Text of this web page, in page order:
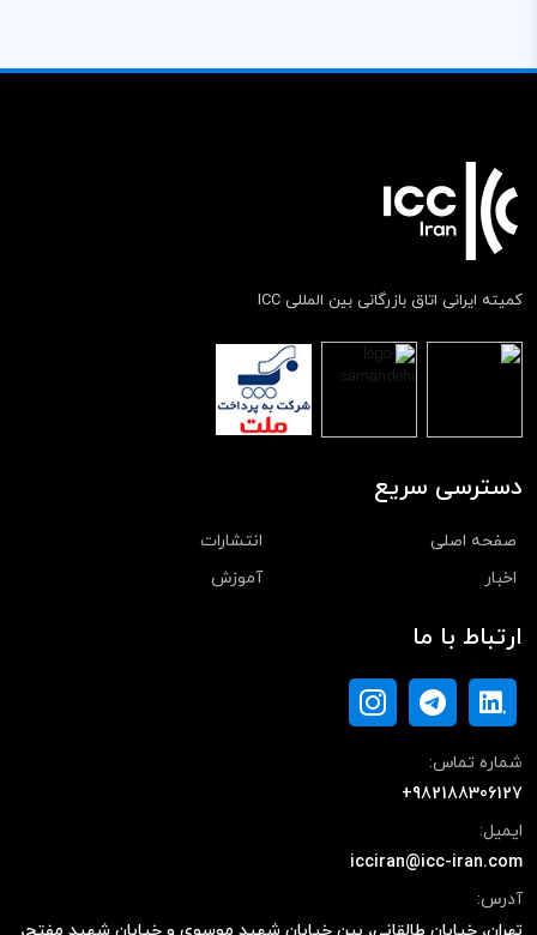
کمیته ایرانی اتاق بازرگانی بین المللی ICC
دسترسی سریع
صفحه اصلی
انتشارات
اخبار
آموزش
ارتباط با ما
شماره تماس:
+982188306127
ایمیل:
icciran@icc-iran.com
آدرس: